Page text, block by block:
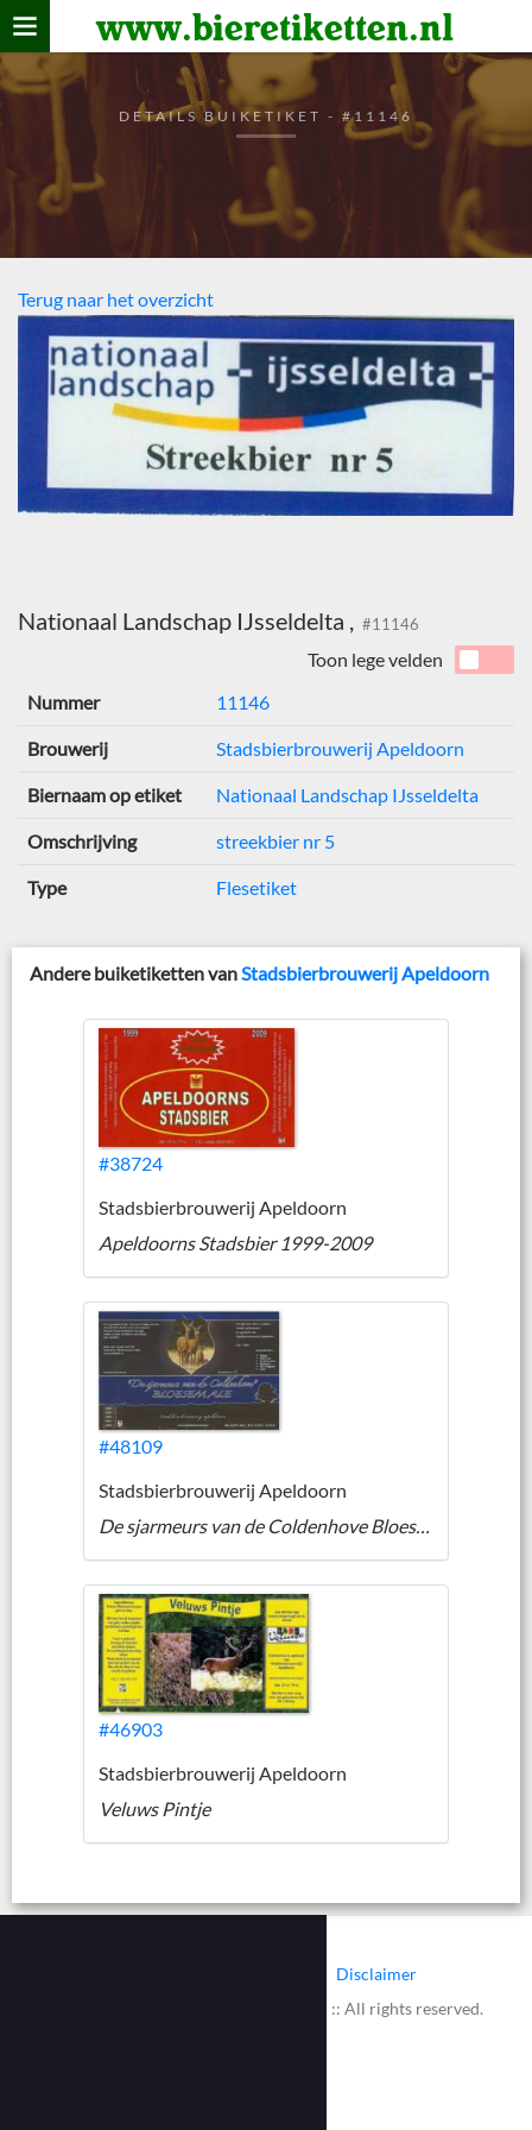
www.bieretiketten.nl
Home
verzamelen
De bierkaart
Bezoekers
DETAILS BUIKETIKET - #11146
Terug naar het overzicht
Nationaal Landschap IJsseldelta , #11146
Toon lege velden
Nummer
11146
Brouwerij Stadsbierbrouwerij Apeldoorn
Biernaam op etiket Nationaal Landschap IJsseldelta
Omschrijving streekbier nr 5
Type Flesetiket
Andere buiketiketten vanStadsbierbrouwerij Apeldoorn
#38724
Stadsbierbrouwerij Apeldoorn
Apeldoorns Stadsbier 1999-2009
#48109
Stadsbierbrouwerij Apeldoorn
De sjarmeurs van de Coldenhove Bloesem Ale
#46903
Stadsbierbrouwerij Apeldoorn
Veluws Pintje
Disclaimer
© 2002 - 2026 :: www.bieretiketten.nl :: All rights reserved.